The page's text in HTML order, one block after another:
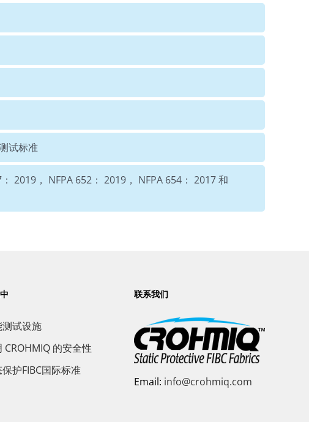
试标准
2019， NFPA 652： 2019， NFPA 654： 2017 和
试设施
CROHMIQ 的安全性
护FIBC国际标准
联系我们
Email: info@crohmiq.com